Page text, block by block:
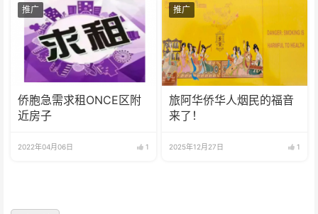
推广
侨胞急需求租ONCE区附
近房子
2022年04月06日 1
推广
旅阿华侨华人烟民的福音
来了！
2025年12月27日 1